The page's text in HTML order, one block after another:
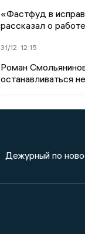
«Фастфуд в
рассказал о
31/12 12:15
Роман
останавливаться
Дежурный по